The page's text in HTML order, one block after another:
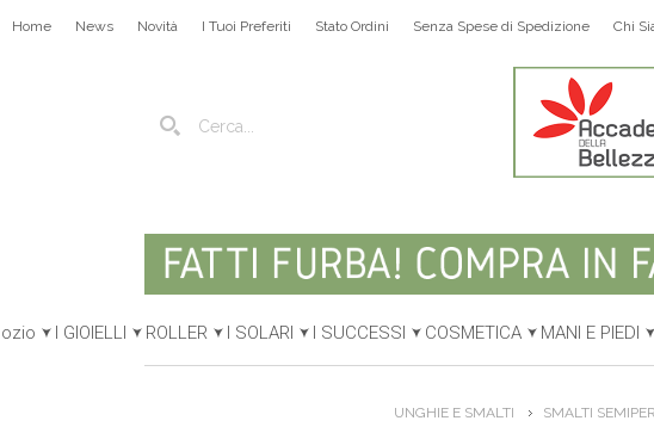
Home News Novità I Tuoi Preferiti Stato Ordini Senza Spese di Spedizione Chi
I GIOIELLI ROLLER I SOLARI I SUCCESSI COSMETICA MANI E PIEDI
UNGHIE E SMALTI SMALTI